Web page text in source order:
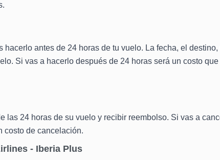
antes de 24 horas de tu vuelo. La fecha, el destino,
Si vas a hacerlo después de 24 horas será un costo que
las 24 horas de su vuelo y recibir reembolso. Si vas a
costo de cancelación.
- Iberia Plus